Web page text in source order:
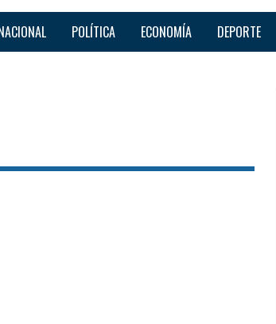
POLÍTICA ECONOMÍA DEPORTE